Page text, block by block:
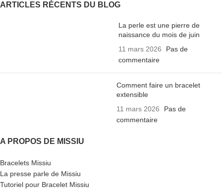
ARTICLES RÉCENTS DU BLOG
La perle est une pierre de
naissance du mois de juin
11 mars 2026
Pas de
commentaire
Comment faire un bracelet
extensible
11 mars 2026
Pas de
commentaire
A PROPOS DE MISSIU
Bracelets Missiu
La presse parle de Missiu
Tutoriel pour Bracelet Missiu